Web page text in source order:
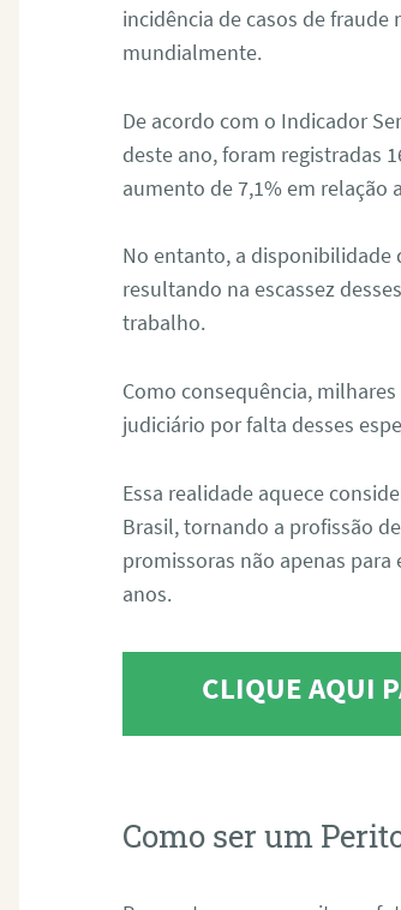
incidência de casos de
mundialmente.
De acordo com o Indicador
deste ano, foram registradas
aumento de 7,1% em relação
No entanto, a disponibilidade
resultando na escassez
trabalho.
Como consequência,
judiciário por falta desses
Essa realidade aquece
Brasil, tornando a profissão
promissoras não apenas
anos.
CLIQUE AQUI
Como ser um